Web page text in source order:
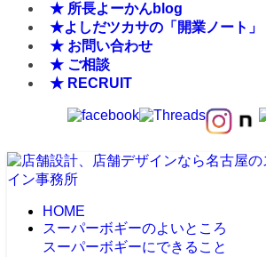
★ 所長よーかんblog
★よしだツカサの「開業ノート」
★ お問い合わせ
★ ご相談
★ RECRUIT
HOME
スーパーボギーのよいところ
スーパーボギーにできること